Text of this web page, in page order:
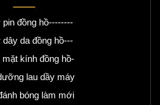
pin đồng hồ--------
dây da đồng hồ---
mặt kính đồng hồ-
lau dầy máy
bóng làm mới